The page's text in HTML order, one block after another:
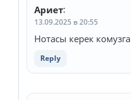
Ариет:
13.09.2025 в 20:55
Нотасы керек комузга
Reply